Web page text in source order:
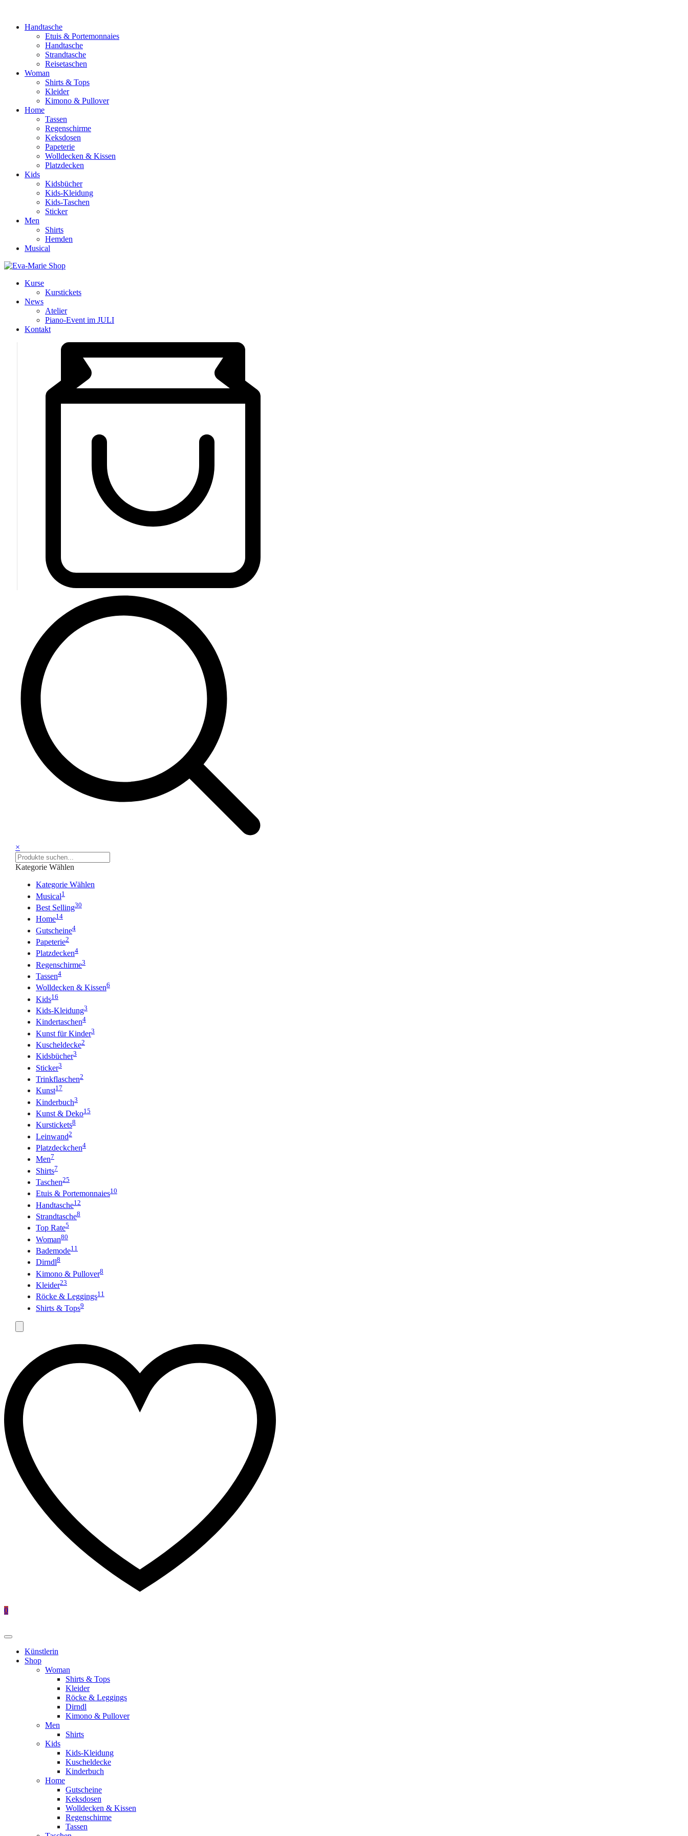
Handtasche
Etuis & Portemonnaies
Handtasche
Strandtasche
Reisetaschen
Woman
Shirts & Tops
Kleider
Kimono & Pullover
Home
Tassen
Regenschirme
Keksdosen
Papeterie
Wolldecken & Kissen
Platzdecken
Kids
Kidsbücher
Kids-Kleidung
Kids-Taschen
Sticker
Men
Shirts
Hemden
Musical
Kurse
Kurstickets
News
Atelier
Piano-Event im JULI
Kontakt
×
Kategorie Wählen
Kategorie Wählen
Musical1
Best Selling30
Home14
Gutscheine4
Papeterie2
Platzdecken4
Regenschirme3
Tassen4
Wolldecken & Kissen6
Kids16
Kids-Kleidung3
Kindertaschen4
Kunst für Kinder3
Kuscheldecke2
Kidsbücher3
Sticker3
Trinkflaschen2
Kunst17
Kinderbuch3
Kunst & Deko15
Kurstickets8
Leinwand2
Platzdeckchen4
Men7
Shirts7
Taschen25
Etuis & Portemonnaies10
Handtasche12
Strandtasche8
Top Rate5
Woman80
Bademode11
Dirndl8
Kimono & Pullover8
Kleider23
Röcke & Leggings11
Shirts & Tops9
0
Künstlerin
Shop
Woman
Shirts & Tops
Kleider
Röcke & Leggings
Dirndl
Kimono & Pullover
Men
Shirts
Kids
Kids-Kleidung
Kuscheldecke
Kinderbuch
Home
Gutscheine
Keksdosen
Wolldecken & Kissen
Regenschirme
Tassen